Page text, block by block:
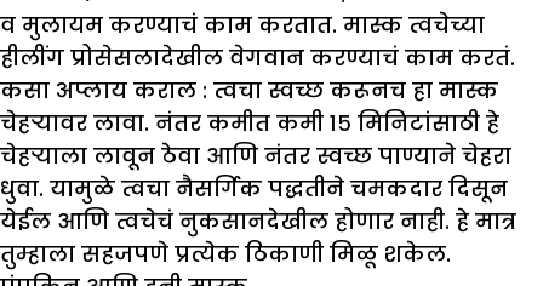
व मुलायम करण्याचं काम करतात. मास्क त्वचेच्या
हीलींग प्रोसेसलादेखील वेगवान करण्याचं काम करतं.
कसा अप्लाय कराल : त्वचा स्वच्छ करूनच हा मास्क
चेहऱ्यावर लावा. नंतर कमीत कमी १५ मिनिटांसाठी हे
चेहऱ्याला लावून ठेवा आणि नंतर स्वच्छ पाण्याने चेहरा
धुवा. यामुळे त्वचा नैसर्गिक पद्धतीने चमकदार दिसून
येईल आणि त्वचेचं नुकसानदेखील होणार नाही. हे मात्र
तुम्हाला सहजपणे प्रत्येक ठिकाणी मिळू शकेल.